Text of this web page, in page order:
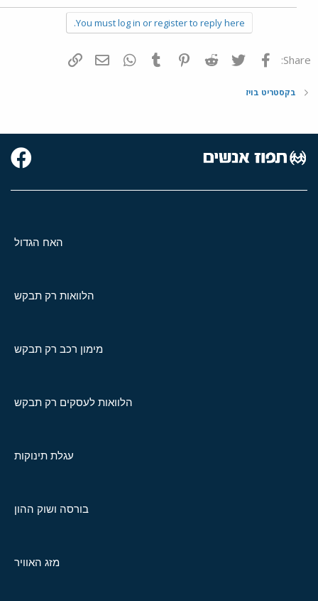
You must log in or register to reply here.
Share: פייסבוק Twitter
Reddit
Pinterest
Tumblr
WhatsAppדואר אלקטרוני
בקסטריט בויז
האח הגדול
הלוואות רק תבקש
מימון רכב רק תבקש
הלוואות לעסקים רק תבקש
עגלת תינוקות
בורסה ושוק ההון
מזג האוויר